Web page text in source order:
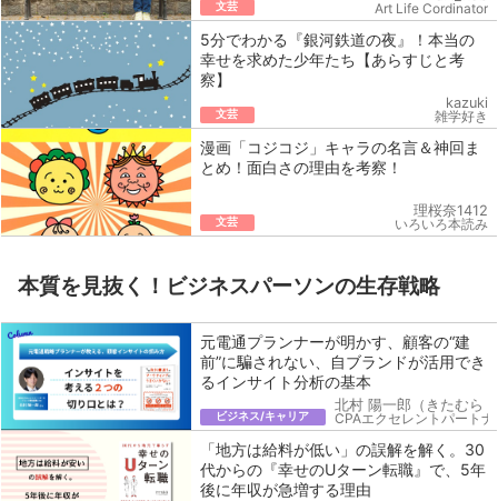
文芸
Art Life Cordinator
5分でわかる『銀河鉄道の夜』！本当の
幸せを求めた少年たち【あらすじと考
察】
文芸
kazuki
雑学好き
漫画「コジコジ」キャラの名言＆神回ま
とめ！面白さの理由を考察！
文芸
理桜奈1412
いろいろ本読み
本質を見抜く！ビジネスパーソンの生存戦略
元電通プランナーが明かす、顧客の“建
前”に騙されない、自ブランドが活用でき
るインサイト分析の基本
ビジネス/キャリア
北村 陽一郎（きたむら
CPAエクセレントパート
「地方は給料が低い」の誤解を解く。30
代からの『幸せのUターン転職』で、5年
後に年収が急増する理由